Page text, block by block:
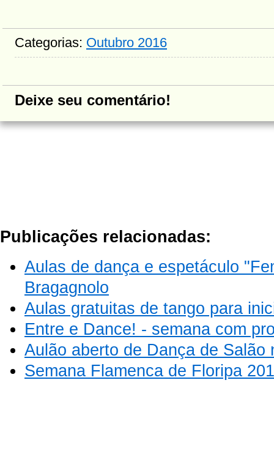
Categorias: Outubro 2016
Deixe seu comentário!
Publicações relacionadas:
Aulas de dança e espetáculo
Bragagnolo
Aulas gratuitas de tango para
Entre e Dance! - semana com
Aulão aberto de Dança de Salão
Semana Flamenca de Floripa